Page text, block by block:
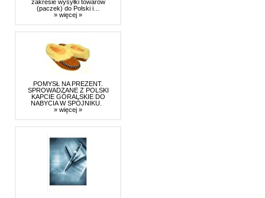
zakresie wysyłki towarów
(paczek) do Polski i…
» więcej »
POMYSŁ NA PREZENT.
SPROWADZANE Z POLSKI
KAPCIE GÓRALSKIE DO
NABYCIA W SPÓJNIKU.
» więcej »